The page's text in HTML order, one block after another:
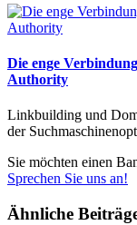
Die enge
Authority
Linkbuilding und
der
Sie möchten einen
Sprechen Sie uns an!
Ähnliche